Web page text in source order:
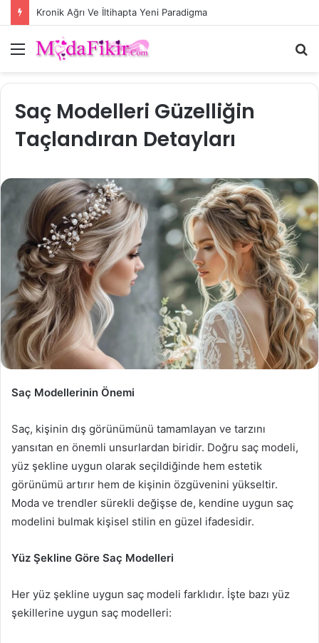
Kronik Ağrı Ve İltihapta Yeni Paradigma
Menü
Saç Modelleri Güzelliğin
Taçlandıran Detayları
Saç Modellerinin Önemi
Saç, kişinin dış görünümünü tamamlayan ve tarzını
yansıtan en önemli unsurlardan biridir. Doğru saç modeli,
yüz şekline uygun olarak seçildiğinde hem estetik
görünümü artırır hem de kişinin özgüvenini yükseltir.
Moda ve trendler sürekli değişse de, kendine uygun saç
modelini bulmak kişisel stilin en güzel ifadesidir.
Yüz Şekline Göre Saç Modelleri
Her yüz şekline uygun saç modeli farklıdır. İşte bazı yüz
şekillerine uygun saç modelleri: